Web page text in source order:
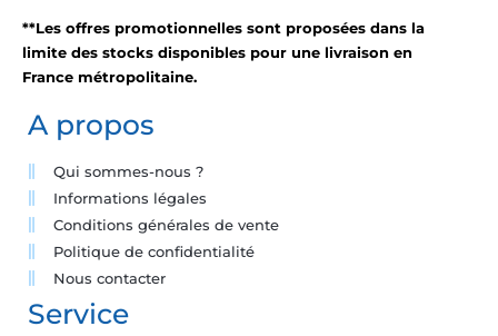
**Les offres promotionnelles sont proposées dans la
limite des stocks disponibles pour une livraison en
France métropolitaine.
A propos
Qui sommes-nous ?
Informations légales
Conditions générales de vente
Politique de confidentialité
Nous contacter
Service